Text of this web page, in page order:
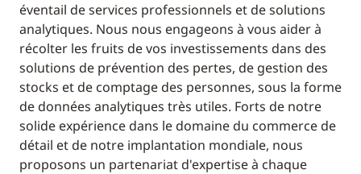
éventail de services professionnels et de solutions
analytiques. Nous nous engageons à vous aider à
récolter les fruits de vos investissements dans des
solutions de prévention des pertes, de gestion des
stocks et de comptage des personnes, sous la forme
de données analytiques très utiles. Forts de notre
solide expérience dans le domaine du commerce de
détail et de notre implantation mondiale, nous
proposons un partenariat d'expertise à chaque